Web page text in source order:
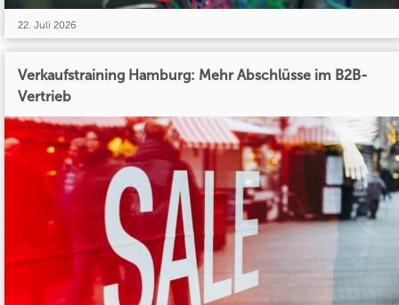
22. Juli 2026
Verkaufstraining Hamburg: Mehr Abschlüsse im B2B-
Vertrieb